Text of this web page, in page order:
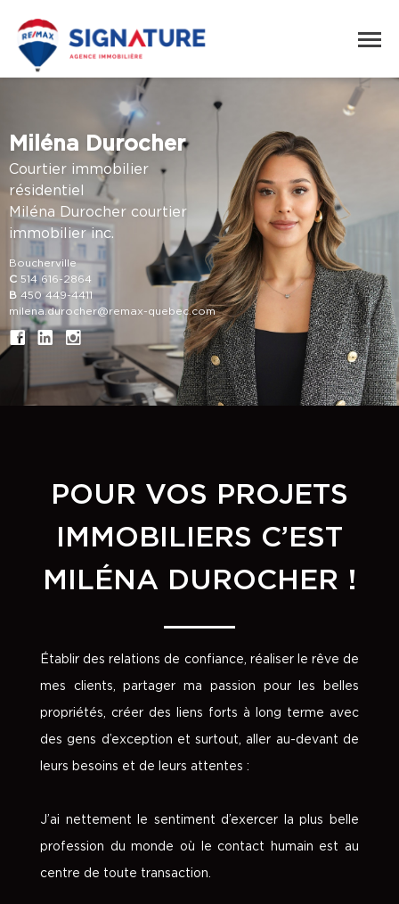
Miléna Durocher
Courtier immobilier
résidentiel
Miléna Durocher courtier
immobilier inc.
Boucherville
C 514 616-2864
B 450 449-4411
milena.durocher@remax-quebec.com
POUR VOS PROJETS
IMMOBILIERS C’EST
MILÉNA DUROCHER !
Établir des relations de confiance, réaliser le rêve de
mes clients, partager ma passion pour les belles
propriétés, créer des liens forts à long terme avec
des gens d’exception et surtout, aller au-devant de
leurs besoins et de leurs attentes :
J’ai nettement le sentiment d’exercer la plus belle
profession du monde où le contact humain est au
centre de toute transaction.